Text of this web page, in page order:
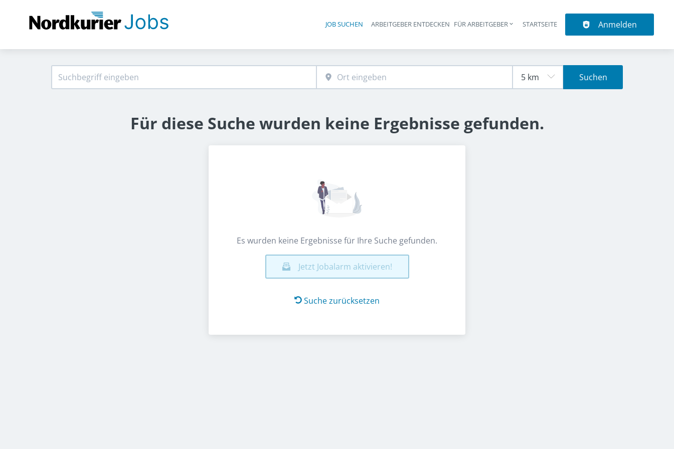
Haupt-Navigation
JOB SUCHEN ARBEITGEBER ENTDECKEN FÜR ARBEITGEBER STARTSEITE Anmelden
Suchen
Für diese Suche wurden keine Ergebnisse gefunden.
Es wurden keine Ergebnisse für Ihre Suche gefunden.
Jetzt Jobalarm aktivieren!
Suche zurücksetzen